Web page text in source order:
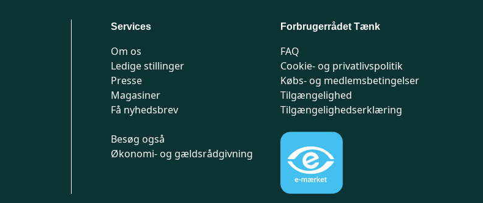
Services
Om os
Ledige stillinger
Presse
Magasiner
Få nyhedsbrev
Besøg også
Økonomi- og gældsrådgivning
Forbrugerrådet Tænk
FAQ
Cookie- og privatlivspolitik
Købs- og medlemsbetingelser
Tilgængelighed
Tilgængelighedserklæring